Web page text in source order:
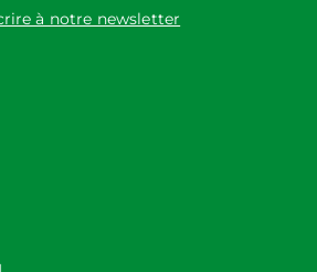
à notre newsletter